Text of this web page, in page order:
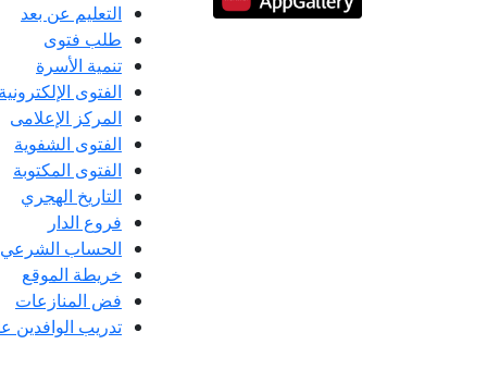
التعليم عن بعد
طلب فتوى
تنمية الأسرة
الفتوى الإلكترونية
المركز الإعلامى
الفتوى الشفوية
الفتوى المكتوبة
التاريخ الهجري
فروع الدار
الحساب الشرعي
خريطة الموقع
فض المنازعات
تدريب الوافدين